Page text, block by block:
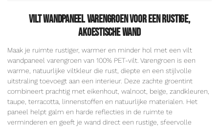
Vilt wandpaneel varengroen voor een rustige,
akoestische wand
Maak je ruimte rustiger, warmer en minder hol met een vilt
wandpaneel varengroen van 100% PET-vilt. Varengroen is een
warme, natuurlijke viltkleur die rust, diepte en een stijlvolle
uitstraling toevoegt aan een interieur. Deze zachte groentint
combineert prachtig met eikenhout, walnoot, beige, zandkleuren,
taupe, terracotta, linnenstoffen en natuurlijke materialen. Het
paneel helpt galm en harde reflecties in de ruimte te
verminderen en geeft je wand direct een rustige, sfeervolle